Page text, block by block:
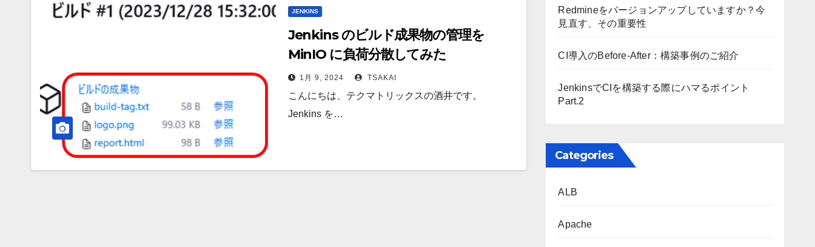
JENKINS
Jenkins のビルド成果物の管理を
MinIO に負荷分散してみた
1月 9, 2024 TSAKAI
こんにちは、テクマトリックスの酒井です。
Jenkins を…
Redmineをバージョンアップしていますか？今
見直す、その重要性
CI導入のBefore-After：構築事例のご紹介
JenkinsでCIを構築する際にハマるポイント
Part.2
Categories
ALB
Apache